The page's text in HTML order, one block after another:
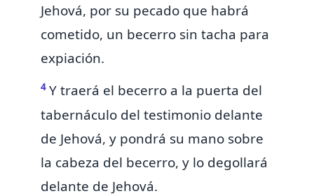
Jehová, por su pecado que habrá
cometido, un becerro sin tacha para
expiación.
4 Y traerá el becerro a la puerta del
tabernáculo del testimonio delante
de Jehová, y pondrá su mano sobre
la cabeza del becerro, y lo degollará
delante de Jehová.